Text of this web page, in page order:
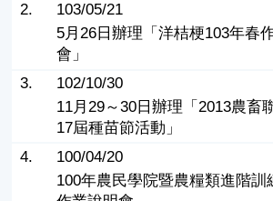
2.
103/05/21
5月26日辦理「洋桔梗103年春
會」
3.
102/10/30
11月29～30日辦理「2013農畜
17屆種苗節活動」
4.
100/04/20
100年農民學院暨農糧類進階訓